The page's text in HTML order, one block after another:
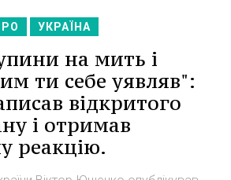
УКРАЇНА
на мить і
ти себе уявляв":
відкритого
і отримав
реакцію.